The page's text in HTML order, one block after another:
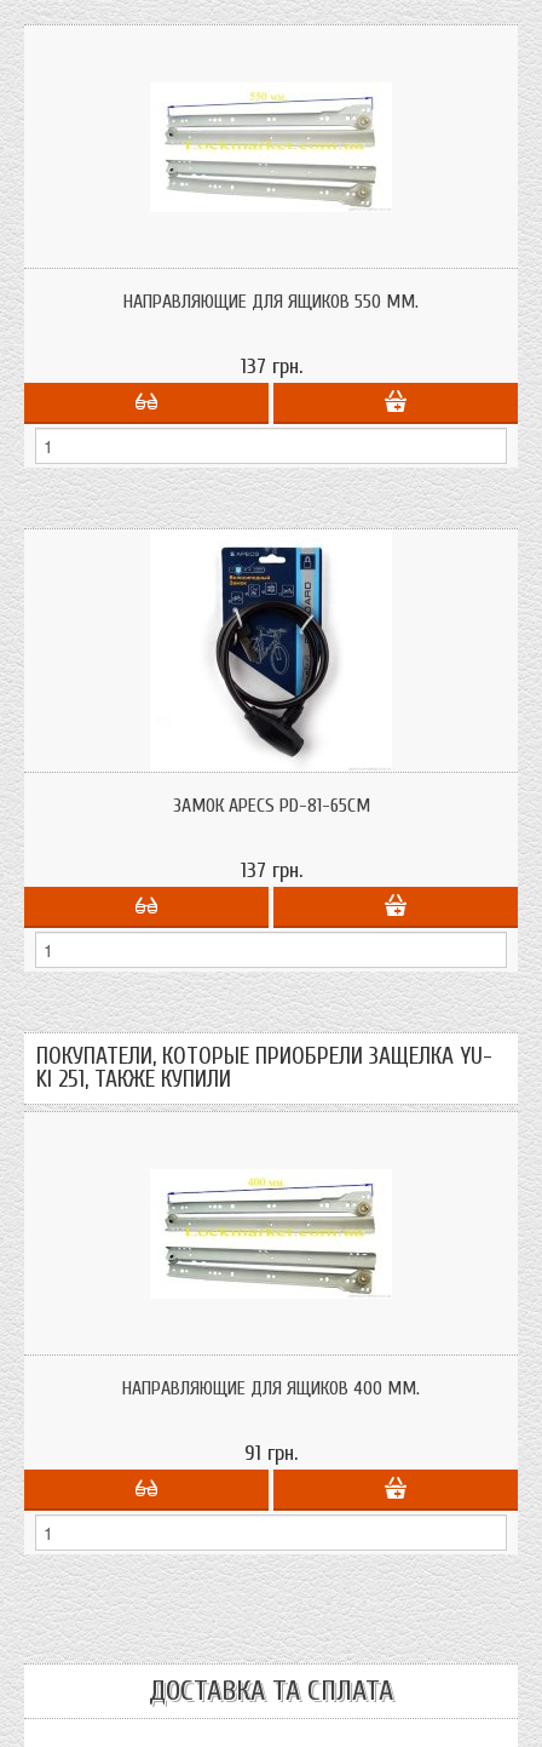
мм.через каждые 50 мм. с толщиной металла в 1 мм.
НАПРАВЛЯЮЩИЕ ДЛЯ ЯЩИКОВ 550 ММ.
137 грн.
ЗАМОК APECS PD-81-65CM
137 грн.
ПОКУПАТЕЛИ, КОТОРЫЕ ПРИОБРЕЛИ ЗАЩЕЛКА YU-
KI 251, ТАКЖЕ КУПИЛИ
мм.через каждые 50 мм. с толщиной металла в 1 мм.
НАПРАВЛЯЮЩИЕ ДЛЯ ЯЩИКОВ 400 ММ.
91 грн.
ДОСТАВКА ТА СПЛАТА